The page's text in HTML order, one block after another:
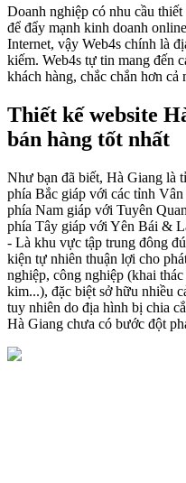
Doanh nghiệp có nhu cầu
để đẩy mạnh kinh doanh
Internet, vậy Web4s chính là
kiếm. Web4s tự tin mang đến
khách hàng, chắc chắn hơn cả
Thiết kế website
bán hàng tốt nhất
Như bạn đã biết, Hà Giang là
phía Bắc giáp với các tỉnh
phía Nam giáp với Tuyên
phía Tây giáp với Yên Bái &
- Là khu vực tập trung đông
kiện tự nhiên thuận lợi cho
nghiệp, công nghiệp (khai
kim...), đặc biệt sở hữu nhiều
tuy nhiên do địa hình bị chia
Hà Giang chưa có bước đột